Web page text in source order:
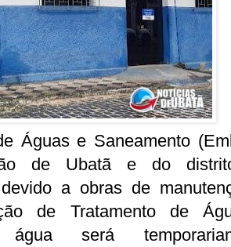
Águas e Saneamento
de Ubatã e do
a obras de
de Tratamento de
será